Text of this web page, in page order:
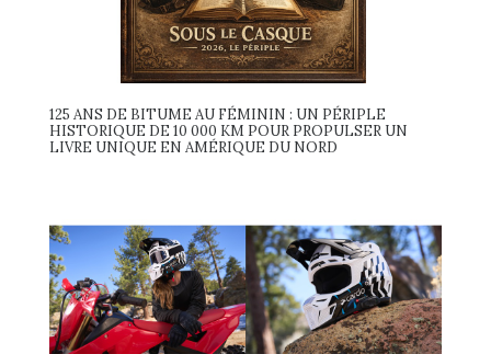
125 ANS DE BITUME AU FÉMININ : UN PÉRIPLE
HISTORIQUE DE 10 000 KM POUR PROPULSER UN
LIVRE UNIQUE EN AMÉRIQUE DU NORD